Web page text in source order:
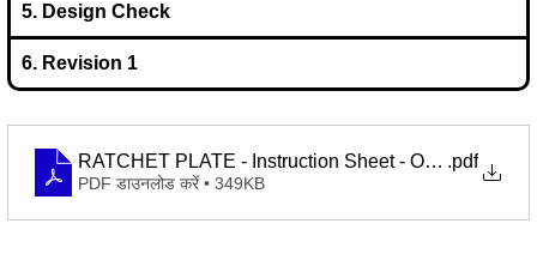
5. Design Check
6. Revision 1
RATCHET PLATE - Instruction Sheet - Onshape
.pdf
PDF डाउनलोड करें • 349KB